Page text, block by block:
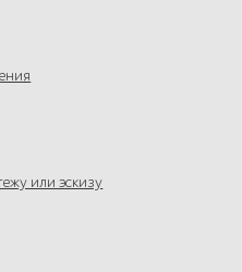
или эскизу